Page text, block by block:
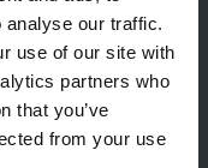
analyse our traffic.
use of our site with
partners who
that you’ve
from your use